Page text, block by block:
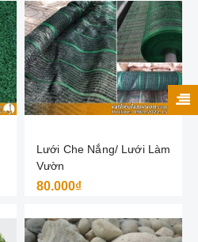
Lưới Che Nắng/ Lưới Làm
Vườn
80.000₫